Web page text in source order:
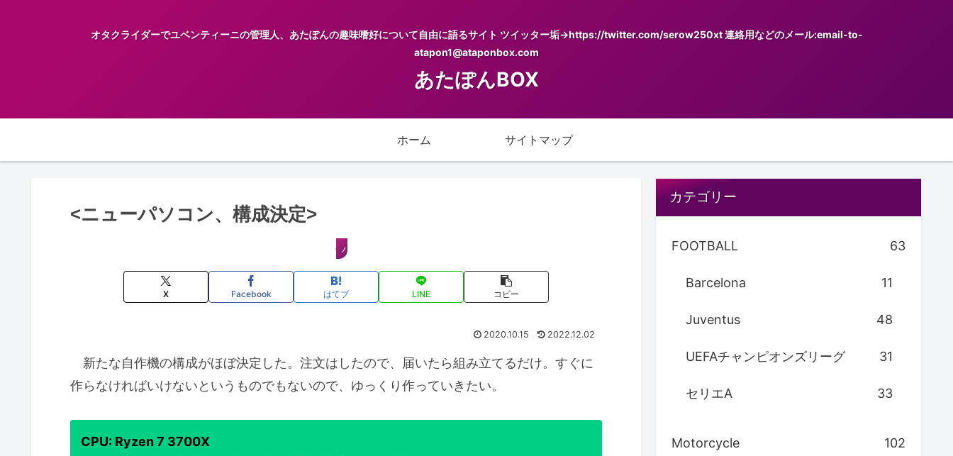
オタクライダーでユベンティーニの管理人、あたぽんの趣味嗜好について自由に語るサイト ツイッター垢→https://twitter.com/serow250xt 連絡用などのメール:email-to-
atapon1@ataponbox.com
あたぽんBOX
ホーム サイトマップ
<ニューパソコン、構成決定>
パソコン
X Facebook はてブ LINE コピー
2020.10.15 2022.12.02
新たな自作機の構成がほぼ決定した。注文はしたので、届いたら組み立てるだけ。すぐに
作らなければいけないというものでもないので、ゆっくり作っていきたい。
CPU: Ryzen 7 3700X
カテゴリー
FOOTBALL 63
Barcelona 11
Juventus 48
UEFAチャンピオンズリーグ 31
セリエA 33
Motorcycle 102